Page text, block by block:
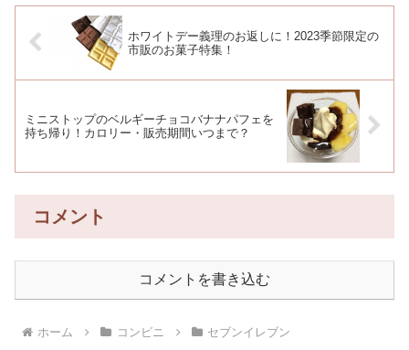
ホワイトデー義理のお返しに！2023季節限定の
市販のお菓子特集！
ミニストップのベルギーチョコバナナパフェを
持ち帰り！カロリー・販売期間いつまで？
コメント
コメントを書き込む
ホーム コンビニ セブンイレブン